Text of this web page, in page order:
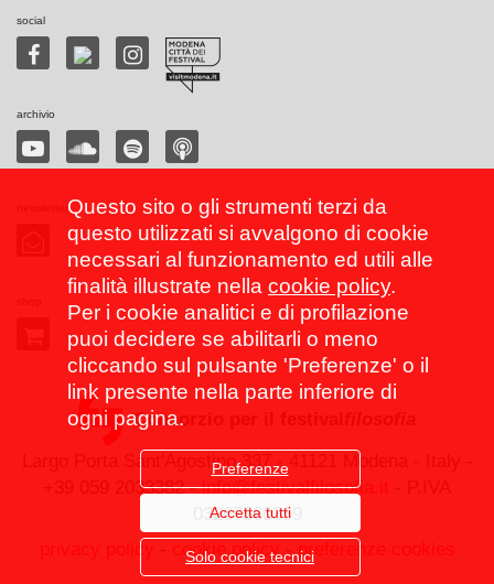
social
archivio
Consorzio per il festival
Largo Porta Sant'Agostino 337 - 41121 Modena - Italy -
+39 059 2033382 -info@festivalfilosofia.it
03267560369
cookie policy-preferenze cookies
Questo sito o gli strumenti terzi da
questo utilizzati si avvalgono di cookie
necessari al funzionamento ed utili alle
finalità illustrate nella cookie policy.
Per i cookie analitici e di profilazione
puoi decidere se abilitarli o meno
cliccando sul pulsante 'Preferenze' o il
link presente nella parte inferiore di
ogni pagina.
Preferenze
Accetta tutti
Solo cookie tecnici